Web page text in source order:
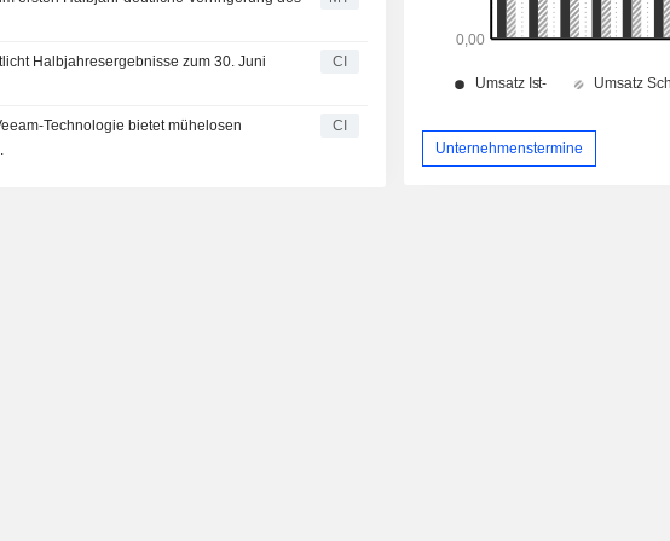
Halbjahresergebnisse zum 30. Juni
CI
Technologie bietet mühelosen
CI
Unternehmenstermine